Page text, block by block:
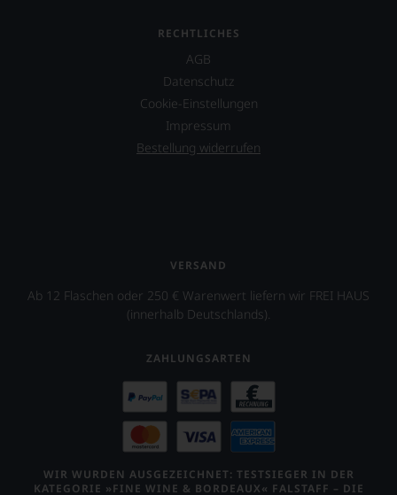
RECHTLICHES
AGB
Datenschutz
Cookie-Einstellungen
Impressum
Bestellung widerrufen
VERSAND
Ab 12 Flaschen oder 250 € Warenwert liefern wir FREI HAUS
(innerhalb Deutschlands).
ZAHLUNGSARTEN
WIR WURDEN AUSGEZEICHNET: TESTSIEGER IN DER
KATEGORIE »FINE WINE & BORDEAUX« FALSTAFF – DIE